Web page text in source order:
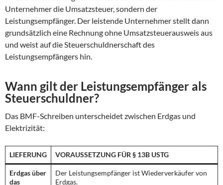
Unternehmer die Umsatzsteuer, sondern der
Leistungsempfänger. Der leistende Unternehmer stellt dann
grundsätzlich eine Rechnung ohne Umsatzsteuerausweis aus
und weist auf die Steuerschuldnerschaft des
Leistungsempfängers hin.
Wann gilt der Leistungsempfänger als
Steuerschuldner?
Das BMF-Schreiben unterscheidet zwischen Erdgas und
Elektrizität:
LIEFERUNG VORAUSSETZUNG FÜR § 13B USTG
Erdgas über
das
Der Leistungsempfänger ist Wiederverkäufer von
Erdgas.